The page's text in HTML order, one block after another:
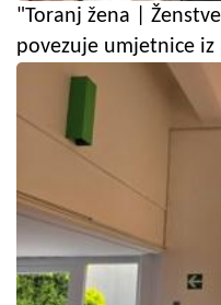
"Toranj žena |
povezuje umjetnice